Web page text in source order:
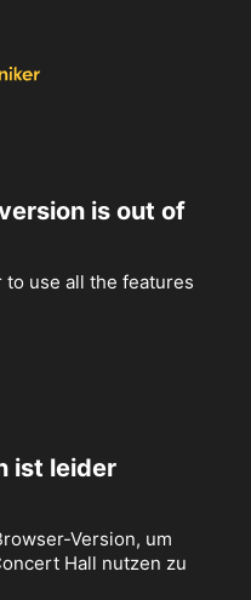
is out of
use all the features
ist leider
Version, um
Hall nutzen zu